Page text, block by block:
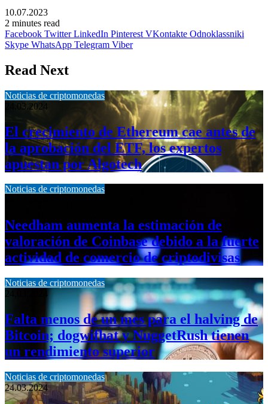
10.07.2023
2 minutes read
Facebook Twitter LinkedIn Pinterest VKontakte Odnoklassniki
Skype WhatsApp Telegram Viber
Read Next
Noticias de criptomonedas
24.03.2024
El crecimiento de Ethereum cae antes de
la aprobación del ETF, los expertos
apuestan por Algotech
Noticias de criptomonedas
Needham aumenta la estimación de
valoración de Coinbase debido a la fuerte
actividad de comercio de criptodivisas
Noticias de criptomonedas
24.03.2024
Falta menos de un mes para el halving de
Bitcoin; dogwifhat y NuggetRush tienen
un rendimiento superior
Noticias de criptomonedas
24.03.2024